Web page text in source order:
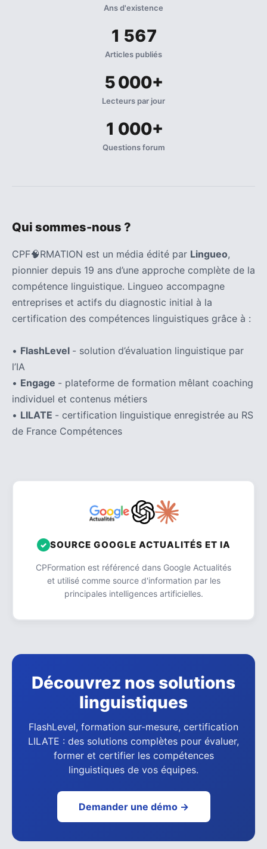
Ans d'existence
1 567
Articles publiés
5 000+
Lecteurs par jour
1 000+
Questions forum
Qui sommes-nous ?
CPF🧠RMATION est un média édité par Lingueo,
pionnier depuis 19 ans d’une approche complète de la
compétence linguistique. Lingueo accompagne
entreprises et actifs du diagnostic initial à la
certification des compétences linguistiques grâce à :
• FlashLevel - solution d’évaluation linguistique par
l’IA
• Engage - plateforme de formation mêlant coaching
individuel et contenus métiers
• LILATE - certification linguistique enregistrée au RS
de France Compétences
SOURCE GOOGLE ACTUALITÉS ET IA
CPFormation est référencé dans Google Actualités
et utilisé comme source d'information par les
principales intelligences artificielles.
Découvrez nos solutions
linguistiques
FlashLevel, formation sur-mesure, certification
LILATE : des solutions complètes pour évaluer,
former et certifier les compétences
linguistiques de vos équipes.
Demander une démo →